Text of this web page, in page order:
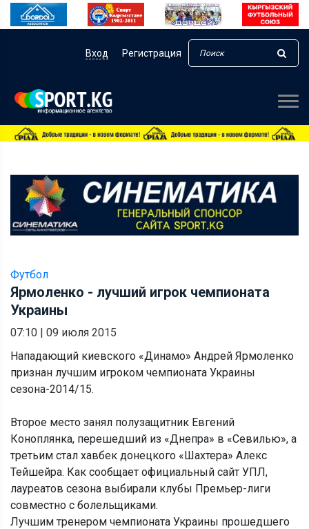
Вход Регистрация
Футбол
Ярмоленко - лучший игрок чемпионата
Украины
07:10 | 09 июля 2015
Нападающий киевского «Динамо» Андрей Ярмоленко
признан лучшим игроком чемпионата Украины
сезона-2014/15.
Второе место занял полузащитник Евгений
Коноплянка, перешедший из «Днепра» в «Севилью», а
третьим стал хавбек донецкого «Шахтера» Алекс
Тейшейра. Как сообщает официальный сайт УПЛ,
лауреатов сезона выбирали клубы Премьер-лиги
совместно с болельщиками.
Лучшим тренером чемпионата Украины прошедшего